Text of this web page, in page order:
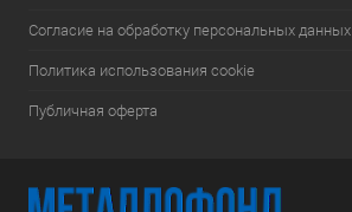
Согласие на обработку персональных данных
Политика использования cookie
Публичная оферта